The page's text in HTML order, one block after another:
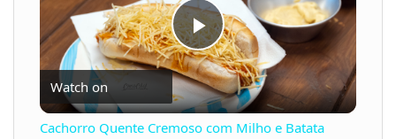
P
l
Watch on
Cachorro Quente Cremoso com Milho e Batata